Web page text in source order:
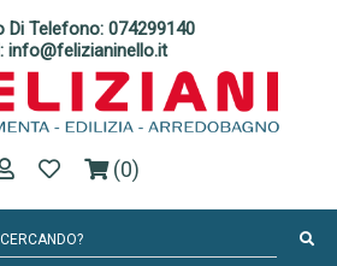
Di Telefono: 074299140
info@felizianinello.it
(0)